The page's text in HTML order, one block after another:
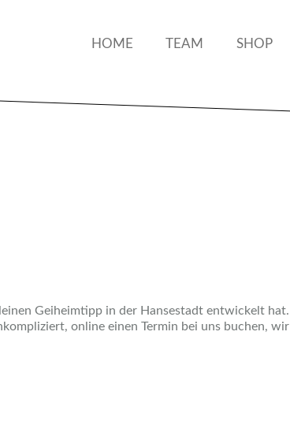
HOME TEAM SHOP
Geiheimtipp in der Hansestadt entwickelt hat.
online einen Termin bei uns buchen, wir